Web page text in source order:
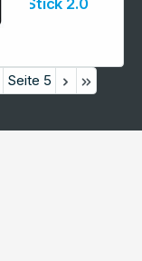
Intenso Alu Line anthrazit 128GB USB Stick 2.0
Seite 5